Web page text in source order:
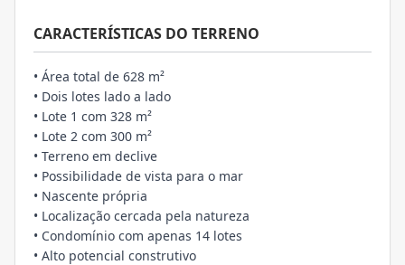
CARACTERÍSTICAS DO TERRENO
• Área total de 628 m²
• Dois lotes lado a lado
• Lote 1 com 328 m²
• Lote 2 com 300 m²
• Terreno em declive
• Possibilidade de vista para o mar
• Nascente própria
• Localização cercada pela natureza
• Condomínio com apenas 14 lotes
• Alto potencial construtivo